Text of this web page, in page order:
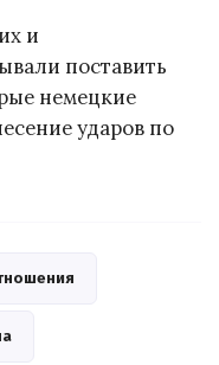
и
поставить
немецкие
ударов по